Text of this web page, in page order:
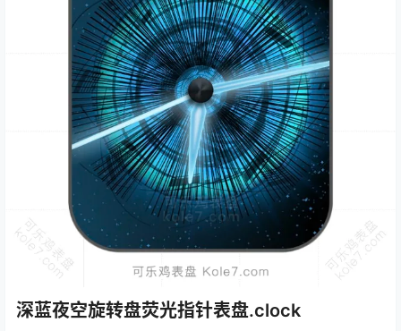
深蓝夜空旋转盘荧光指针表盘.clock